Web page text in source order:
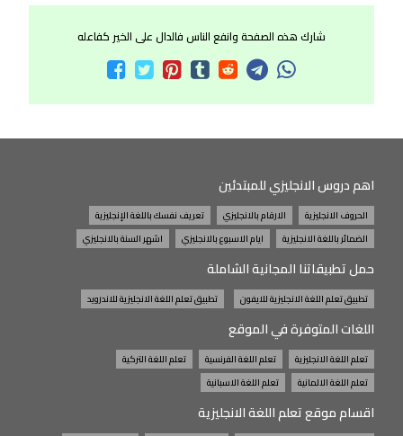
شارك هذه الصفحة وانفع الناس فالدال على الخير كفاعله
اهم دروس الانجليزي للمبتدئين
الحروف الانجليزية الارقام بالانجليزي
تعريف نفسك باللغة الإنجليزية
الضمائر باللغة الانجليزية
ايام الاسبوع بالانجليزي اشهر السنة بالانجليزي
حمل تطبيقاتنا المجانية الشاملة
تطبيق تعلم اللغة الانجليزية للايفون تطبيق تعلم اللغة الانجليزية للاندرويد
اللغات المتوفرة في الموقع
تعلم اللغة الانجليزية تعلم اللغة الفرنسية
تعلم اللغة التركية
تعلم اللغة الالمانية
تعلم اللغة الاسبانية
اقسام موقع تعلم اللغة الانجليزية